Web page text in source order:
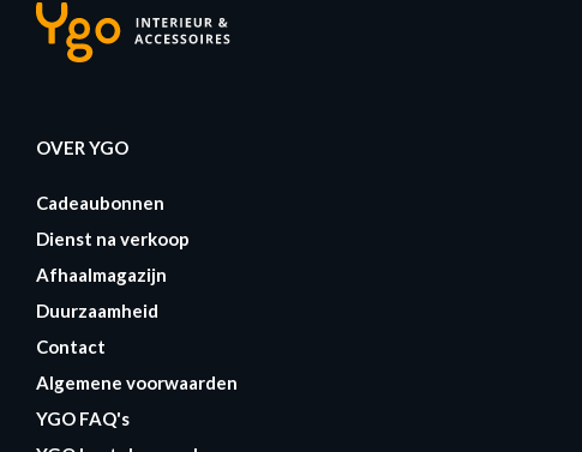
OVER YGO
Cadeaubonnen
Dienst na verkoop
Afhaalmagazijn
Duurzaamheid
Contact
Algemene voorwaarden
YGO FAQ's